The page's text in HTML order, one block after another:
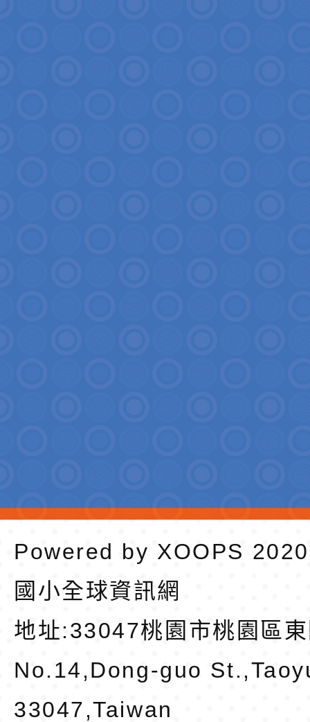
Powered by XOOPS
國小全球資訊網
地址:33047桃園市桃園區
No.14,Dong-guo
33047,Taiwan